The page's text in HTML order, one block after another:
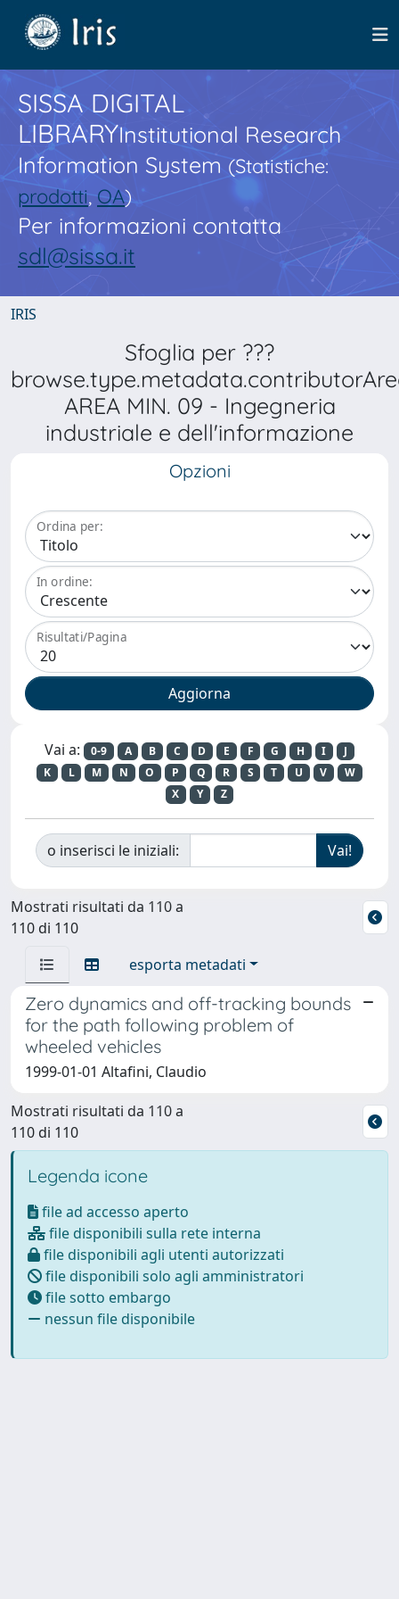
SISSA DIGITAL
LIBRARYInstitutional Research
Information System(Statistiche:
prodotti,OA)
Per informazioni contatta
sdl@sissa.it
IRIS
Sfoglia per ???
AREA MIN. 09 - Ingegneria
industriale e dell'informazione
Opzioni
Ordina per:
In ordine:
Risultati/Pagina
Vai a: 0-9 A B C D E F G H I
J
K
L M N O P Q R S T U V
W
X
Y Z
o inserisci le iniziali:
Mostrati risultati da 110 a
110 di 110
esporta metadati
Zero dynamics and off-tracking bounds
for the path following problem of
wheeled vehicles
1999-01-01 Altafini, Claudio
Mostrati risultati da 110 a
110 di 110
Legenda icone
file ad accesso aperto
file disponibili sulla rete interna
file disponibili agli utenti autorizzati
file disponibili solo agli amministratori
file sotto embargo
nessun file disponibile